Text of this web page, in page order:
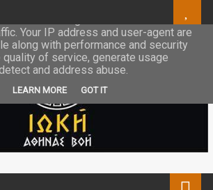
from Google to deliver its services
Your IP address and user-agent are
along with performance and security
of service, generate usage
and address abuse.
LEARN MORE GOT IT